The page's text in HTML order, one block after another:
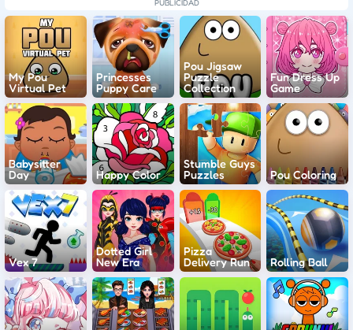
My Pou
Virtual Pet
Princesses
Puppy Care
Pou Jigsaw
Puzzle
Collection
Fun Dress Up
Game
Babysitter
Day
Happy Color
Stumble Guys
Puzzles
Pou Coloring
Vex 7
Dotted Girl
New Era
Pizza
Delivery Run
Rolling Ball